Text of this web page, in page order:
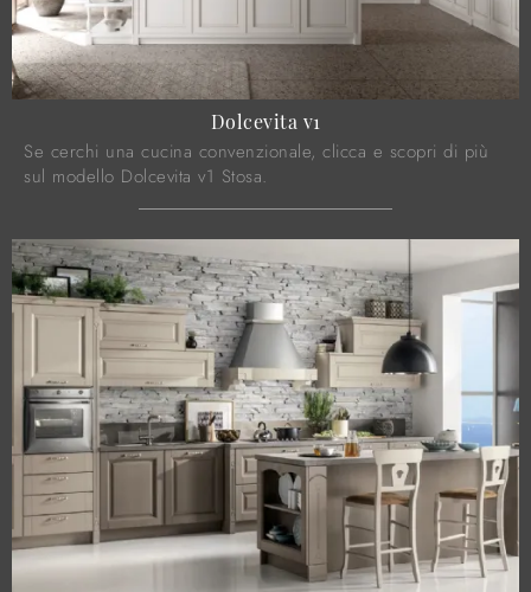
Dolcevita v1
Se cerchi una cucina convenzionale, clicca e scopri di più
sul modello Dolcevita v1 Stosa.